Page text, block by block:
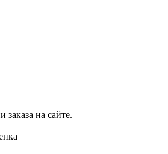
на сайте.